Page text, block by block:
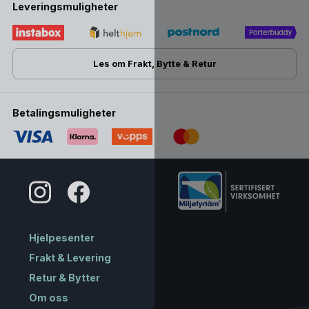
Leveringsmuligheter
Les om Frakt, Bytte & Retur
Betalingsmuligheter
Hjelpesenter
Frakt & Levering
Retur & Bytter
Om oss